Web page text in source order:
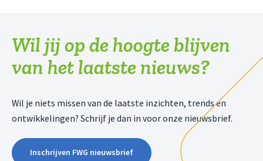
Wil jij op de hoogte blijven
van het laatste nieuws?
Wil je niets missen van de laatste inzichten, trends en
ontwikkelingen? Schrijf je dan in voor onze nieuwsbrief.
Inschrijven FWG nieuwsbrief